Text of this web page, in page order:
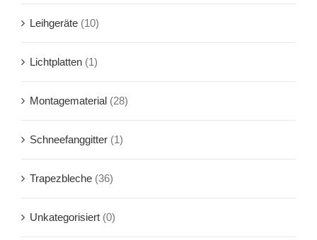
Leihgeräte (10)
Lichtplatten (1)
Montagematerial (28)
Schneefanggitter (1)
Trapezbleche (36)
Unkategorisiert (0)